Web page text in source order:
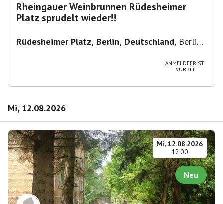
Rheingauer Weinbrunnen Rüdesheimer
Platz sprudelt wieder!!
Rüdesheimer Platz, Berlin, Deutschland, Berlin-
ANMELDEFRIST
VORBEI
Mi, 12.08.2026
Mi, 12.08.2026
12:00
Neu